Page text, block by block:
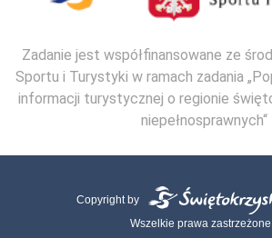
Zadanie jest współfinansowane ze
Sportu i Turystyki w ramach zadania
informacji turystycznej o regionie
niepełnosprawnych“
Copyright by
Wszelkie prawa